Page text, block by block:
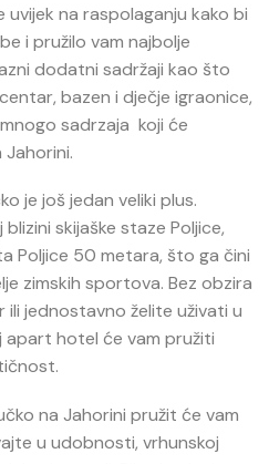
uvijek na raspolaganju kako bi
i pružilo vam najbolje
dodatni sadržaji kao što
bazen i dječje igraonice,
sadrzaja koji će
je još jedan veliki plus.
skijaške staze Poljice,
Poljice 50 metara, što ga čini
zimskih sportova. Bez obzira
ili jednostavno želite uživati u
apart hotel će vam pružiti
na Jahorini pružit će vam
u udobnosti, vrhunskoj